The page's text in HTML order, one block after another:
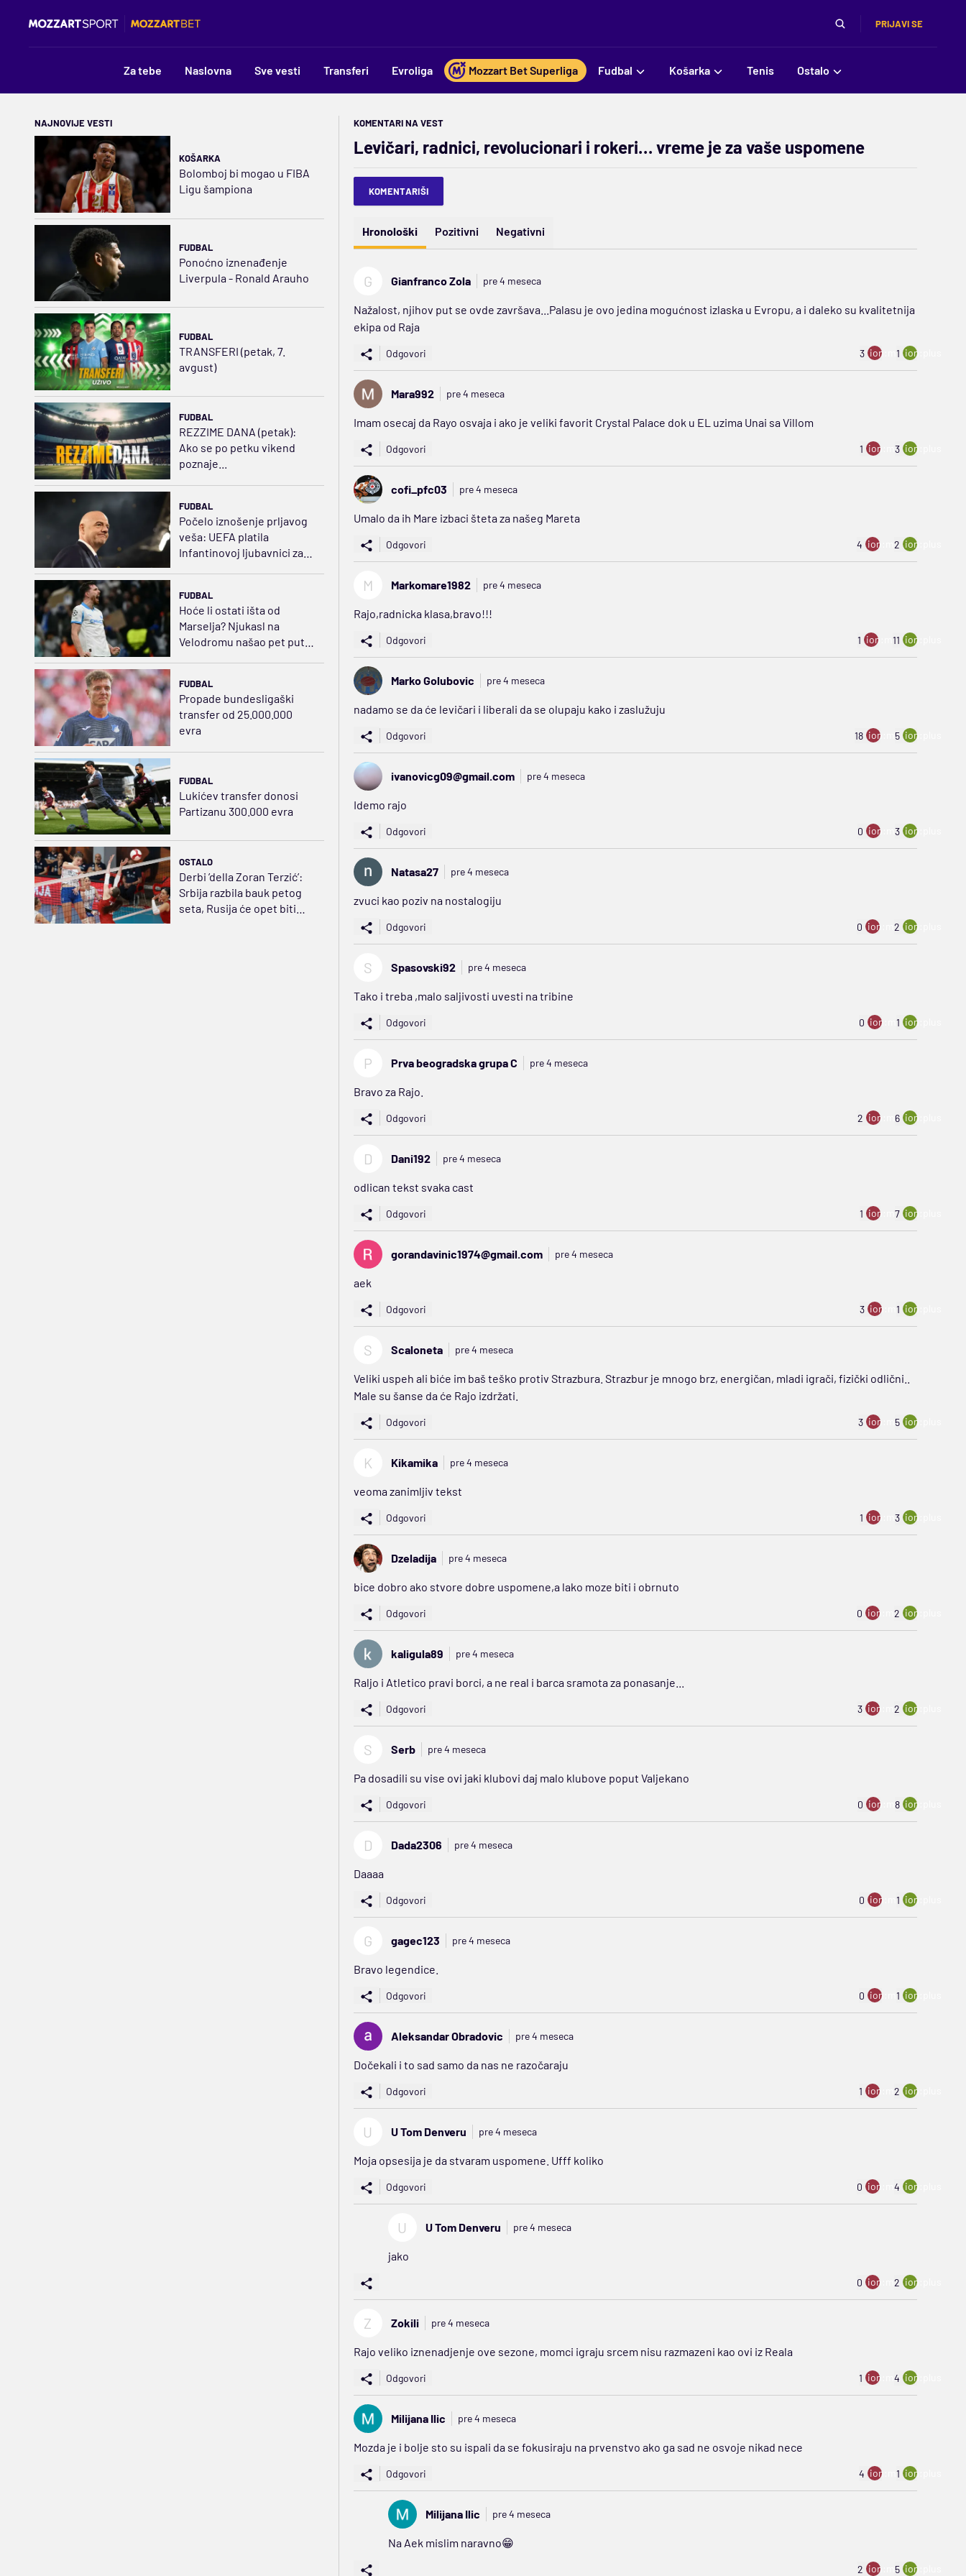
PRIJAVI SE
Za tebe Naslovna Sve vesti Transferi Evroliga Mozzart Bet Superliga Fudbal Košarka Tenis Ostalo
NAJNOVIJE VESTI
KOŠARKA
Bolomboj bi mogao u FIBA
Ligu šampiona
FUDBAL
Ponoćno iznenađenje
Liverpula - Ronald Arauho
FUDBAL
TRANSFERI (petak, 7.
avgust)
FUDBAL
REZZIME DANA (petak):
Ako se po petku vikend
poznaje...
FUDBAL
Počelo iznošenje prljavog
veša: UEFA platila
Infantinovoj ljubavnici za
FUDBAL
Hoće li ostati išta od
Marselja? Njukasl na
Velodromu našao pet puta
FUDBAL
Propade bundesligaški
transfer od 25.000.000
evra
FUDBAL
Lukićev transfer donosi
Partizanu 300.000 evra
OSTALO
Derbi ’della Zoran Terzić’:
Srbija razbila bauk petog
seta, Rusija će opet biti
KOMENTARI NA VEST
Levičari, radnici, revolucionari i rokeri… vreme je za vaše uspomene
KOMENTARIŠI
Hronološki Pozitivni Negativni
G Gianfranco Zola pre 4 meseca
Nažalost, njihov put se ovde završava...Palasu je ovo jedina mogućnost izlaska u Evropu, a i daleko su kvalitetnija
ekipa od Raja
Odgovori 3 ion:minus
1 ion:plus
Mara992 pre 4 meseca
Imam osecaj da Rayo osvaja i ako je veliki favorit Crystal Palace dok u EL uzima Unai sa Villom
Odgovori 1 ion:minus
3 ion:plus
cofi_pfc03 pre 4 meseca
Umalo da ih Mare izbaci šteta za našeg Mareta
Odgovori 4 ion:minus
2 ion:plus
M Markomare1982 pre 4 meseca
Rajo,radnicka klasa,bravo!!!
Odgovori 1 ion:minus
11 ion:plus
Marko Golubovic pre 4 meseca
nadamo se da će levičari i liberali da se olupaju kako i zaslužuju
Odgovori 18 ion:minus
5 ion:plus
ivanovicg09@gmail.com pre 4 meseca
Idemo rajo
Odgovori 0 ion:minus
3 ion:plus
Natasa27 pre 4 meseca
zvuci kao poziv na nostalogiju
Odgovori 0 ion:minus
2 ion:plus
S Spasovski92 pre 4 meseca
Tako i treba ,malo saljivosti uvesti na tribine
Odgovori 0 ion:minus
1 ion:plus
P Prva beogradska grupa C pre 4 meseca
Bravo za Rajo.
Odgovori 2 ion:minus
6 ion:plus
D Dani192 pre 4 meseca
odlican tekst svaka cast
Odgovori 1 ion:minus
7 ion:plus
gorandavinic1974@gmail.com pre 4 meseca
aek
Odgovori 3 ion:minus
1 ion:plus
S Scaloneta pre 4 meseca
Veliki uspeh ali biće im baš teško protiv Strazbura. Strazbur je mnogo brz, energičan, mladi igrači, fizički odlični..
Male su šanse da će Rajo izdržati.
Odgovori 3 ion:minus
5 ion:plus
K Kikamika pre 4 meseca
veoma zanimljiv tekst
Odgovori 1 ion:minus
3 ion:plus
Dzeladija pre 4 meseca
bice dobro ako stvore dobre uspomene,a lako moze biti i obrnuto
Odgovori 0 ion:minus
2 ion:plus
kaligula89 pre 4 meseca
Raljo i Atletico pravi borci, a ne real i barca sramota za ponasanje...
Odgovori 3 ion:minus
2 ion:plus
S Serb pre 4 meseca
Pa dosadili su vise ovi jaki klubovi daj malo klubove poput Valjekano
Odgovori 0 ion:minus
8 ion:plus
D Dada2306 pre 4 meseca
Daaaa
Odgovori 0 ion:minus
1 ion:plus
G gagec123 pre 4 meseca
Bravo legendice.
Odgovori 0 ion:minus
1 ion:plus
Aleksandar Obradovic pre 4 meseca
Dočekali i to sad samo da nas ne razočaraju
Odgovori 1 ion:minus
2 ion:plus
U U Tom Denveru pre 4 meseca
Moja opsesija je da stvaram uspomene. Ufff koliko
Odgovori 0 ion:minus
4 ion:plus
U U Tom Denveru pre 4 meseca
jako
0 ion:minus
2 ion:plus
Z Zokili pre 4 meseca
Rajo veliko iznenadjenje ove sezone, momci igraju srcem nisu razmazeni kao ovi iz Reala
Odgovori 1 ion:minus
4 ion:plus
Milijana Ilic pre 4 meseca
Mozda je i bolje sto su ispali da se fokusiraju na prvenstvo ako ga sad ne osvoje nikad nece
Odgovori 4 ion:minus
1 ion:plus
Milijana Ilic pre 4 meseca
Na Aek mislim naravno😁
2 ion:minus
5 ion:plus